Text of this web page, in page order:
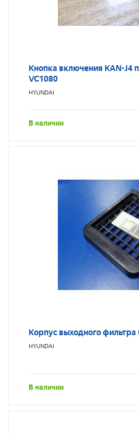
Кнопка включения KAN-J4
VC1080
HYUNDAI
В наличии
Корпус выходного
HYUNDAI
В наличии